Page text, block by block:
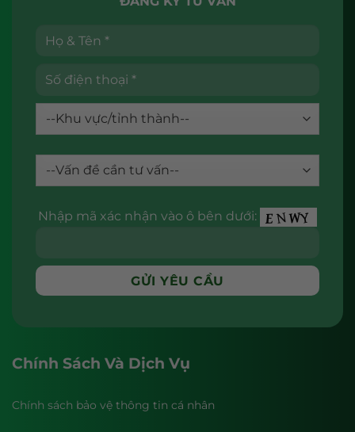
Nhập mã xác nhận vào ô bên dưới:
Chính Sách Và Dịch Vụ
Chính sách bảo vệ thông tin cá nhân